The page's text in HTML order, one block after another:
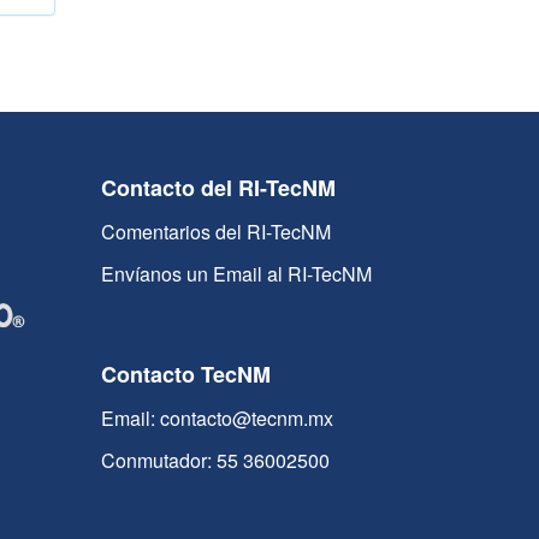
Contacto del RI-TecNM
Comentarios del RI-TecNM
Envíanos un Email al RI-TecNM
Contacto TecNM
Email: contacto@tecnm.mx
Conmutador: 55 36002500